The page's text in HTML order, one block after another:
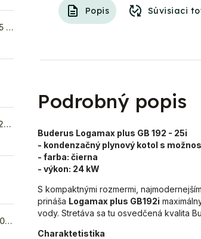
Attack Electric Excellent 15 kW
Protherm Tiger Condens 20/26 KKZ 42
Buderus Logamatic RC 310 s FA snímačom,biely
Popis Súvisiaci
Podrobný popis
Buderus Logamax plus GB 192 - 25i
- kondenzačný plynový kotol s
- farba: čierna
- výkon: 24 kW
S kompaktnými rozmermi,
prináša Logamax plus GB192i
vody. Stretáva sa tu osvedčená kvalita
Charaktetistika